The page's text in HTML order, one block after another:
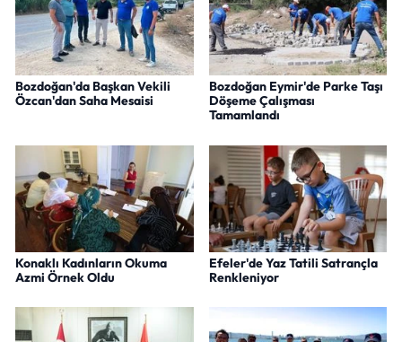
Bozdoğan'da Başkan Vekili
Özcan'dan Saha Mesaisi
Bozdoğan Eymir'de Parke Taşı
Döşeme Çalışması
Tamamlandı
Konaklı Kadınların Okuma
Azmi Örnek Oldu
Efeler'de Yaz Tatili Satrançla
Renkleniyor